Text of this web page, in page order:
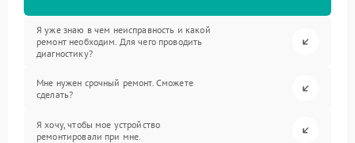
Я уже знаю в чем неисправность и какой
ремонт необходим. Для чего проводить
диагностику?
Мне нужен срочный ремонт. Сможете
сделать?
Я хочу, чтобы мое устройство
ремонтировали при мне.